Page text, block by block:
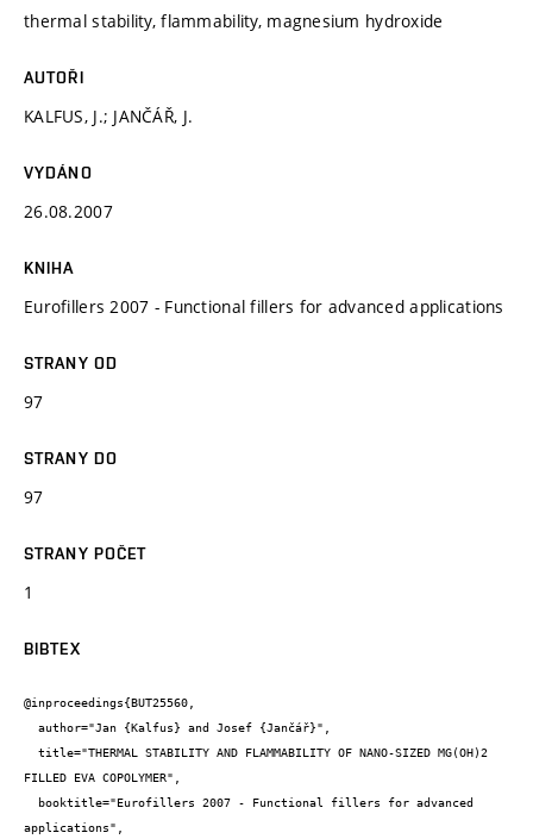
thermal stability, flammability, magnesium hydroxide
AUTOŘI
KALFUS, J.; JANČÁŘ, J.
VYDÁNO
26.08.2007
KNIHA
Eurofillers 2007 - Functional fillers for advanced applications
STRANY OD
97
STRANY DO
97
STRANY POČET
1
BIBTEX
@inproceedings{BUT25560,
FILLED EVA COPOLYMER",
applications",